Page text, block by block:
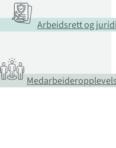
Arbeidsrett og